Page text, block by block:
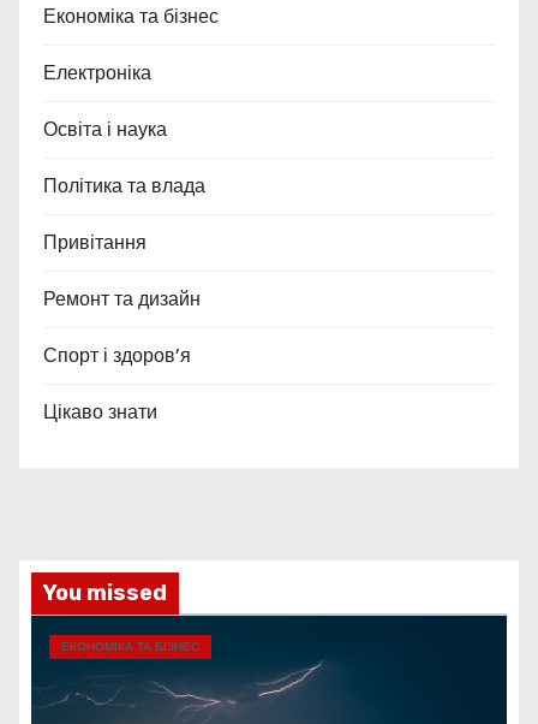
Економіка та бізнес
Електроніка
Освіта і наука
Політика та влада
Привітання
Ремонт та дизайн
Спорт і здоров’я
Цікаво знати
You missed
ЕКОНОМІКА ТА БІЗНЕС